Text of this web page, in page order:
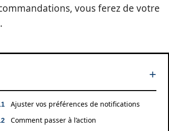
vous ferez de votre
Ajuster vos préférences de notifications
Comment passer à l’action